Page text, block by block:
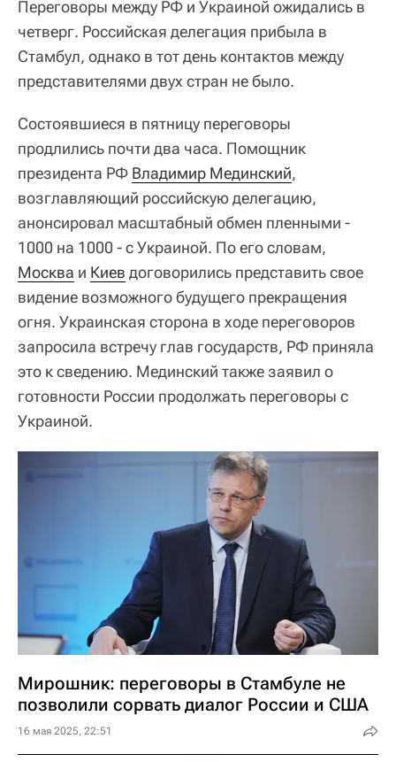
Переговоры между РФ и Украиной ожидались в
четверг. Российская делегация прибыла в
Стамбул, однако в тот день контактов между
представителями двух стран не было.
Состоявшиеся в пятницу переговоры
продлились почти два часа. Помощник
президента РФ Владимир Мединский,
возглавляющий российскую делегацию,
анонсировал масштабный обмен пленными -
1000 на 1000 - с Украиной. По его словам,
Москва и Киев договорились представить свое
видение возможного будущего прекращения
огня. Украинская сторона в ходе переговоров
запросила встречу глав государств, РФ приняла
это к сведению. Мединский также заявил о
готовности России продолжать переговоры с
Украиной.
Мирошник: переговоры в Стамбуле не
позволили сорвать диалог России и США
16 мая 2025, 22:51